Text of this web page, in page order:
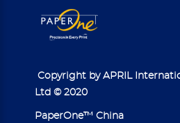
Copyright by APRIL
Ltd © 2020
PaperOne™ China